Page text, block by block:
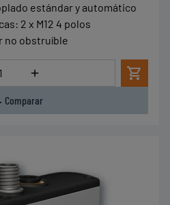
estándar y automático
: 2 x M12 4 polos
no obstruíble
Comparar